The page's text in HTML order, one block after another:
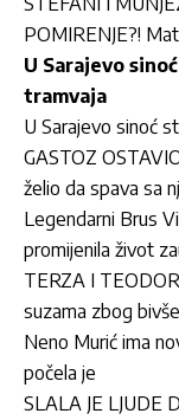
POMIRENJE?!
U Sarajevo
tramvaja
U Sarajevo sinoć
GASTOZ
želio da spava sa
Legendarni Brus
promijenila život
TERZA I
suzama zbog
Neno Murić ima
počela je
SLALA JE LJUDE